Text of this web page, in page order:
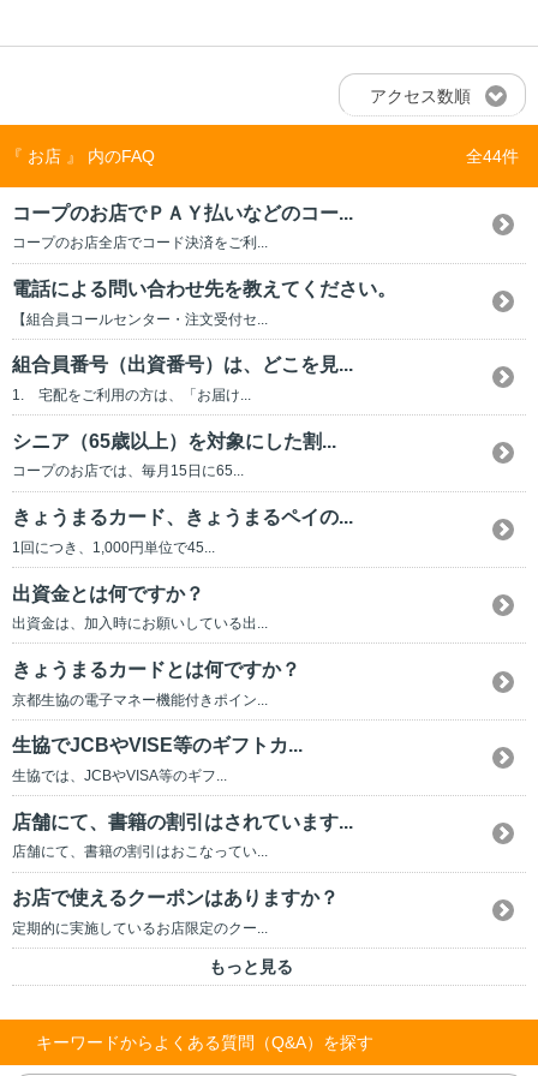
アクセス数順
『 お店 』 内のFAQ 全44件
コープのお店でＰＡＹ払いなどのコー...
コープのお店全店でコード決済をご利...
電話による問い合わせ先を教えてください。
【組合員コールセンター・注文受付セ...
組合員番号（出資番号）は、どこを見...
1. 宅配をご利用の方は、「お届け...
シニア（65歳以上）を対象にした割...
コープのお店では、毎月15日に65...
きょうまるカード、きょうまるペイの...
1回につき、1,000円単位で45...
出資金とは何ですか？
出資金は、加入時にお願いしている出...
きょうまるカードとは何ですか？
京都生協の電子マネー機能付きポイン...
生協でJCBやVISE等のギフトカ...
生協では、JCBやVISA等のギフ...
店舗にて、書籍の割引はされています...
店舗にて、書籍の割引はおこなってい...
お店で使えるクーポンはありますか？
定期的に実施しているお店限定のクー...
もっと見る
キーワードからよくある質問（Q&A）を探す